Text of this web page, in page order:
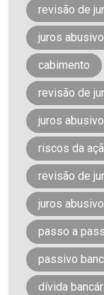
revisão de
juros
cabimento
revisão de
juros
riscos da
revisão de
juros
passo a
passivo
dívida